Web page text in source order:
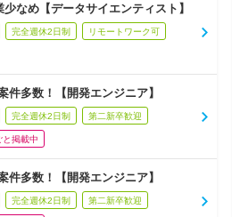
なめ【データサイエンティスト】
完全週休2日制 リモートワーク可
件多数！【開発エンジニア】
完全週休2日制 第二新卒歓迎
と掲載中
件多数！【開発エンジニア】
完全週休2日制 第二新卒歓迎